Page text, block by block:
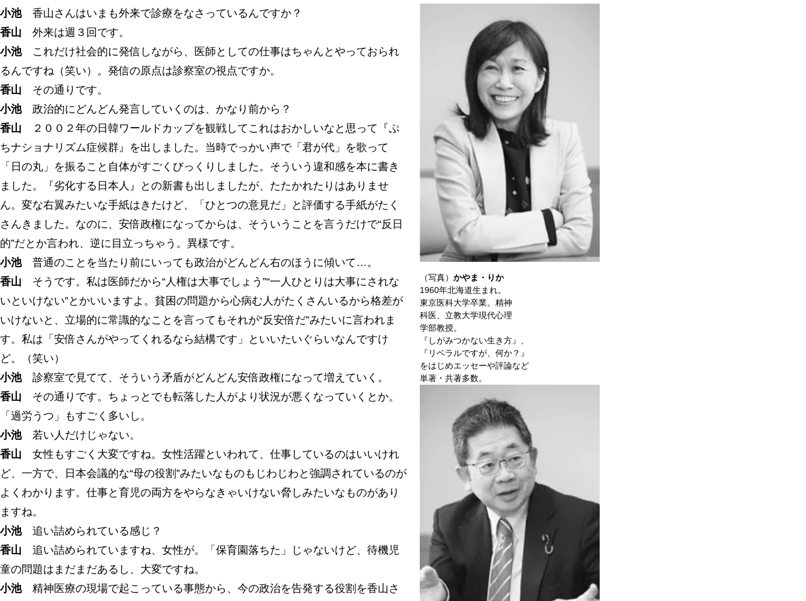
（写真） かやま・りか
1960年北海道生まれ。
東京医科大学卒業。精神
科医、立教大学現代心理
学部教授。
『しがみつかない生き方』、
『リベラルですが、何か？』
をはじめエッセーや評論など
単著・共著多数。
小池香山さんはいまも外来で診療をなさっているんですか？
香山 外来は週３回です。
小池これだけ社会的に発信しながら、医師としての仕事はちゃんとやっておられ
るんですね（笑い）。発信の原点は診察室の視点ですか。
香山 その通りです。
小池政治的にどんどん発言していくのは、かなり前から？
香山 ２００２年の日韓ワールドカップを観戦してこれはおかしいなと思って『ぷ
ちナショナリズム症候群』を出しました。当時でっかい声で「君が代」を歌って
「日の丸」を振ること自体がすごくびっくりしました。そういう違和感を本に書き
ました。『劣化する日本人』との新書も出しましたが、たたかれたりはありませ
ん。変な右翼みたいな手紙はきたけど、「ひとつの意見だ」と評価する手紙がたく
さんきました。なのに、安倍政権になってからは、そういうことを言うだけで“反日
的”だとか言われ、逆に目立っちゃう。異様です。
小池普通のことを当たり前にいっても政治がどんどん右のほうに傾いて…。
香山 そうです。私は医師だから“人権は大事でしょう”“一人ひとりは大事にされな
いといけない”とかいいますよ。貧困の問題から心病む人がたくさんいるから格差が
いけないと、立場的に常識的なことを言ってもそれが“反安倍だ”みたいに言われま
す。私は「安倍さんがやってくれるなら結構です」といいたいぐらいなんですけ
ど。（笑い）
小池診察室で見てて、そういう矛盾がどんどん安倍政権になって増えていく。
香山 その通りです。ちょっとでも転落した人がより状況が悪くなっていくとか。
「過労うつ」もすごく多いし。
小池若い人だけじゃない。
香山 女性もすごく大変ですね。女性活躍といわれて、仕事しているのはいいけれ
ど、一方で、日本会議的な“母の役割”みたいなものもじわじわと強調されているのが
よくわかります。仕事と育児の両方をやらなきゃいけない脅しみたいなものがあり
ますね。
小池追い詰められている感じ？
香山 追い詰められていますね、女性が。「保育園落ちた」じゃないけど、待機児
童の問題はまだまだあるし、大変ですね。
小池精神医療の現場で起こっている事態から、今の政治を告発する役割を香山さ